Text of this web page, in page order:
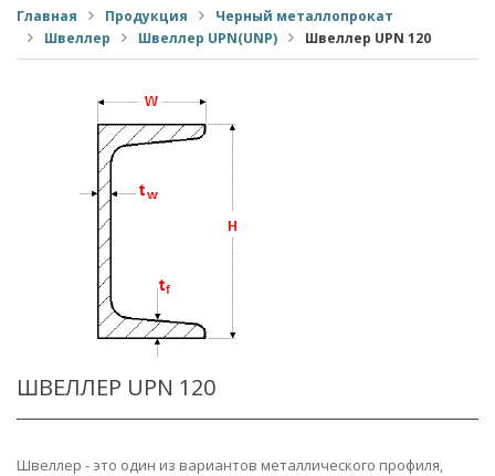
Главная Продукция
Черный металлопрокат
Швеллер
Швеллер UPN(UNP) Швеллер UPN 120
ШВЕЛЛЕР UPN 120
Швеллер - это один из вариантов металлического профиля,